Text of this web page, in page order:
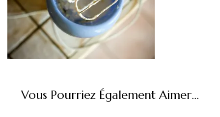
Vous Pourriez Également Aimer...